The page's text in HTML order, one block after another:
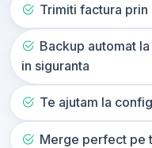
Trimiti factura
Backup automat
in siguranta
Te ajutam la
Merge perfect pe